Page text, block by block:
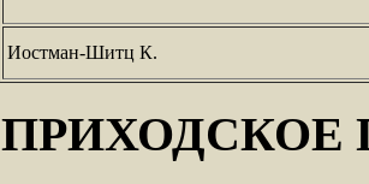
Иостман-Шитц К.
ПРИХОДСКОЕ